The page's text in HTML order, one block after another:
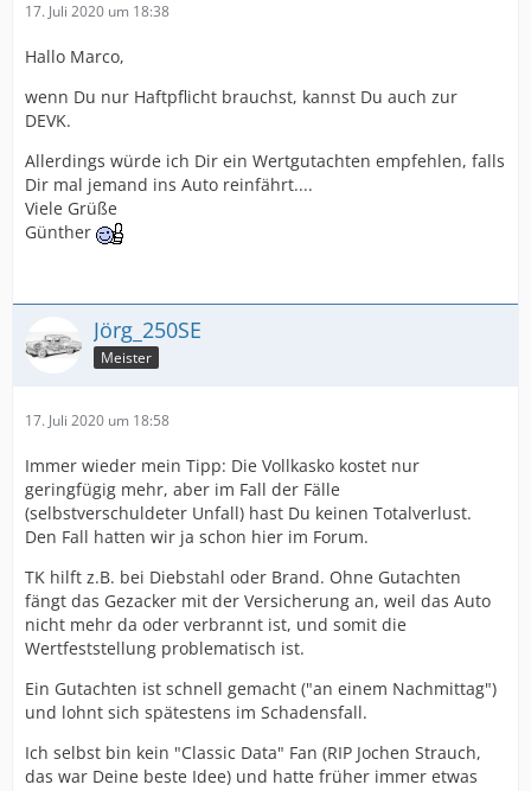
17. Juli 2020 um 18:38
Hallo Marco,
wenn Du nur Haftpflicht brauchst, kannst Du auch zur
DEVK.
Allerdings würde ich Dir ein Wertgutachten empfehlen, falls
Dir mal jemand ins Auto reinfährt....
Viele Grüße
Günther
Jörg_250SE
Meister
17. Juli 2020 um 18:58
Immer wieder mein Tipp: Die Vollkasko kostet nur
geringfügig mehr, aber im Fall der Fälle
(selbstverschuldeter Unfall) hast Du keinen Totalverlust.
Den Fall hatten wir ja schon hier im Forum.
TK hilft z.B. bei Diebstahl oder Brand. Ohne Gutachten
fängt das Gezacker mit der Versicherung an, weil das Auto
nicht mehr da oder verbrannt ist, und somit die
Wertfeststellung problematisch ist.
Ein Gutachten ist schnell gemacht ("an einem Nachmittag")
und lohnt sich spätestens im Schadensfall.
Ich selbst bin kein "Classic Data" Fan (RIP Jochen Strauch,
das war Deine beste Idee) und hatte früher immer etwas